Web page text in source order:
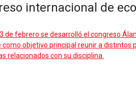
internacional de
de febrero se desarrolló el congreso
como objetivo principal reunir a
relacionados con su disciplina.